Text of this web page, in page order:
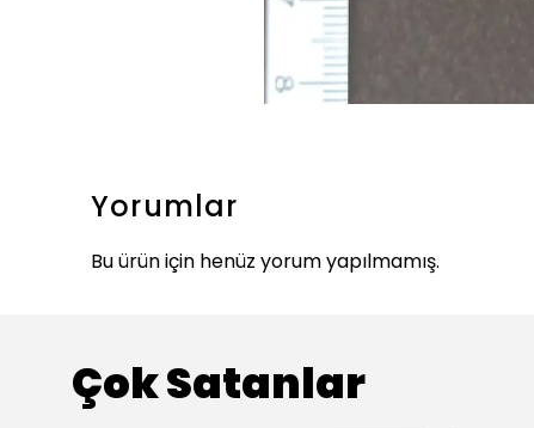
Yorumlar
Bu ürün için henüz yorum yapılmamış.
Çok Satanlar